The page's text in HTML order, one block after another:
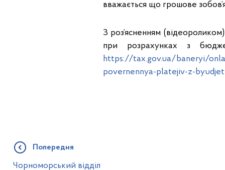
вважається що грошове
З роз’ясненням
при розрахунках з
https://tax.gov.ua/baneryi/
povernennya-platejiv-z-
Попередня
Чорноморський відділ